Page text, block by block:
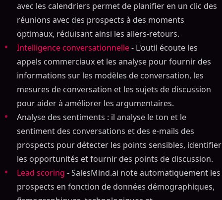
avec les calendriers permet de planifier en un clic des
réunions avec des prospects à des moments
optimaux, réduisant ainsi les allers-retours.
Intelligence conversationnelle- L'outil écoute les
appels commerciaux et les analyse pour fournir des
informations sur les modèles de conversation, les
mesures de conversation et les sujets de discussion
pour aider à améliorer les argumentaires.
Analyse des sentiments : il analyse le ton et le
sentiment des conversations et des e-mails des
prospects pour détecter les points sensibles, identifier
les opportunités et fournir des points de discussion.
Lead scoring - SalesMind.ai note automatiquement les
prospects en fonction de données démographiques,